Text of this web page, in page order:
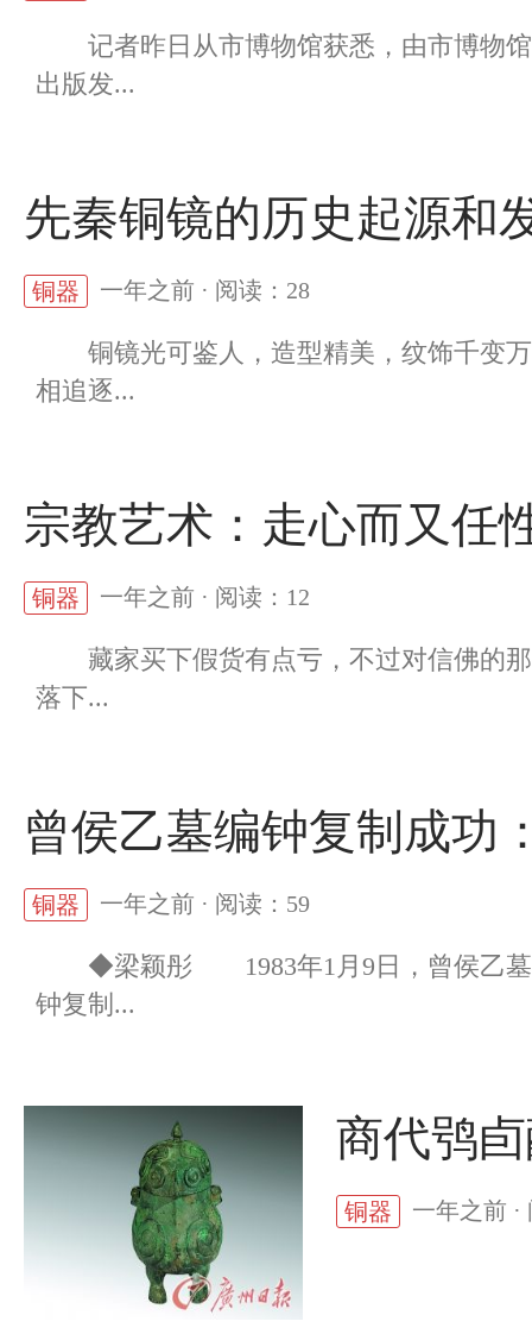
记者昨日从市博物馆获悉，由市博物馆
出版发...
先秦铜镜的历史起源和
铜器 一年之前 · 阅读：28
铜镜光可鉴人，造型精美，纹饰千变万
相追逐...
宗教艺术：走心而又任
铜器 一年之前 · 阅读：12
藏家买下假货有点亏，不过对信佛的那
落下...
曾侯乙墓编钟复制成功
铜器 一年之前 · 阅读：59
◆梁颖彤 1983年1月9日，曾侯乙墓编
钟复制...
商代鸮
铜器 一年之前 ·